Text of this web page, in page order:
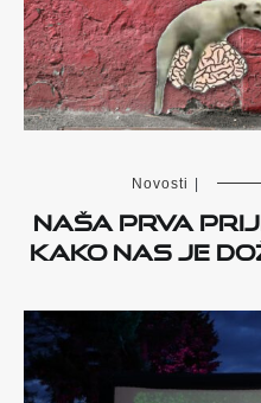
Novosti
Naša prva
kako nas je